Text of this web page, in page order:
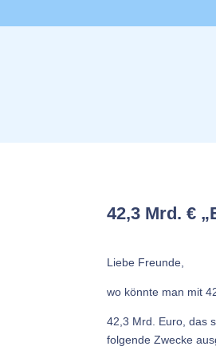
42,3 Mrd. €
Liebe Freunde,
wo könnte man mit
42,3 Mrd. Euro, das
folgende Zwecke